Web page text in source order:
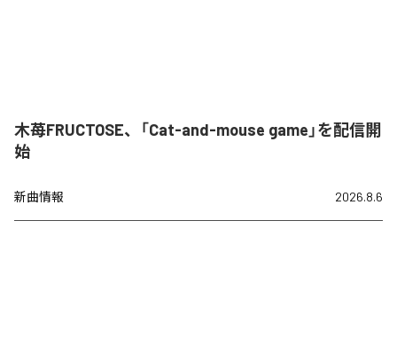
木苺FRUCTOSE、「Cat-and-mouse game」を配信開
始
新曲情報 2026.8.6